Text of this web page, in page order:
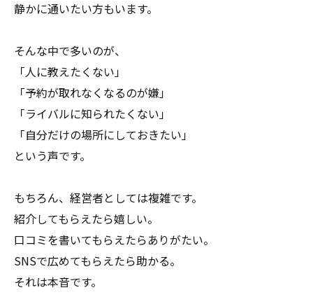
静かに通いたい方もいます。
そんな中で多いのが、
「人に教えたくない」
「予約が取れなくなるのが嫌」
「ライバルに知られたくない」
「自分だけの場所にしておきたい」
という声です。
もちろん、経営者としては複雑です。
紹介してもらえたら嬉しい。
口コミを書いてもらえたらありがたい。
SNSで広めてもらえたら助かる。
それは本音です。